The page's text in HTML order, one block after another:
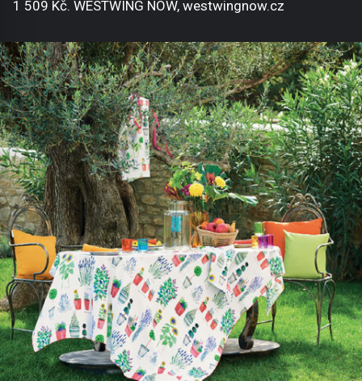
1 509 Kč. WESTWING NOW, westwingnow.cz